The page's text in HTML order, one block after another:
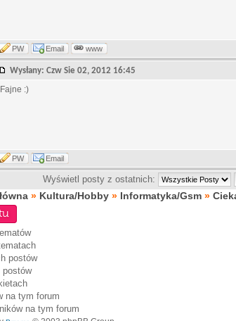
PW Email www
Wysłany: Czw Sie 02, 2012 16:45
Fajne :)
PW Email
Wyświetl posty z ostatnich:
» Kultura/Hobby » Informatyka/Gsm »
postów
postów
na tym forum
na tym forum